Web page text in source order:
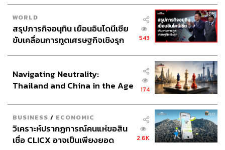
WORLD
สรุปภารกิจอนุทิน เยือนอินโดนีเซีย
ขับเคลื่อนการทูตเศรษฐกิจเชิงรุก
543
Navigating Neutrality:
Thailand and China in the Age
174
BUSINESS / ECONOMIC
วิเคราะห์ปรากฏการณ์คนแห่ขอสิน
เชื่อ CLICX อาจเป็นเพียงยอด
2.6K